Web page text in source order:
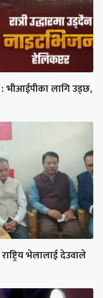
भीआईपीका लागि उड्छ,
भेलालाई देउवाले